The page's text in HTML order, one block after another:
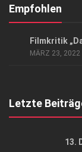
Kontakt,
Empfohlen
Filmkritik
MÄRZ 23, 2022
Letzte
13.